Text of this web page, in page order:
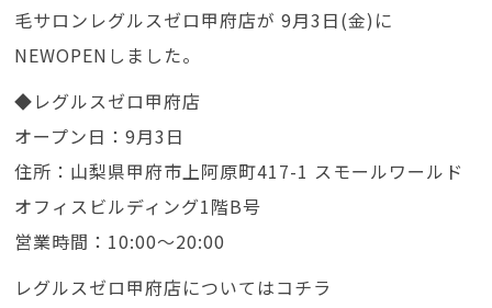
毛サロンレグルスゼロ甲府店が 9月3日(金)に
NEWOPENしました。
◆レグルスゼロ甲府店
オープン日：9月3日
住所：山梨県甲府市上阿原町417-1 スモールワールド
オフィスビルディング1階B号
営業時間：10:00～20:00
レグルスゼロ甲府店についてはコチラ